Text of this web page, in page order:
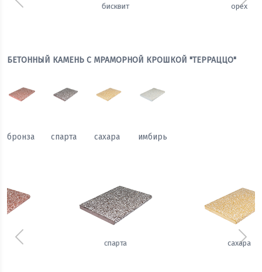
Предыдущий
БЕТОННЫЙ КАМЕНЬ С МРАМОРНОЙ КРОШКОЙ "ТЕРРАЦЦО"
бронза спарта сахара имбирь
Предыдущий